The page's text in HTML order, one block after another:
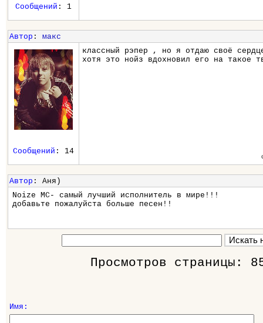
Сообщений : 1
Автор : макс
классный рэпер , но я отдаю своё
хотя это нойз вдохновил его на такое
Сообщений : 14
Автор : Аня)
Noize MC- самый лучший исполнитель в мире!!!
добавьте пожалуйста больше песен!!
Просмотров страницы:
Имя: